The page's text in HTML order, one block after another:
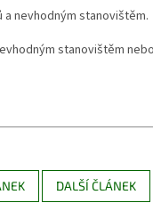
nevhodným stanovištěm.
stanovištěm
DALŠÍ ČLÁNEK